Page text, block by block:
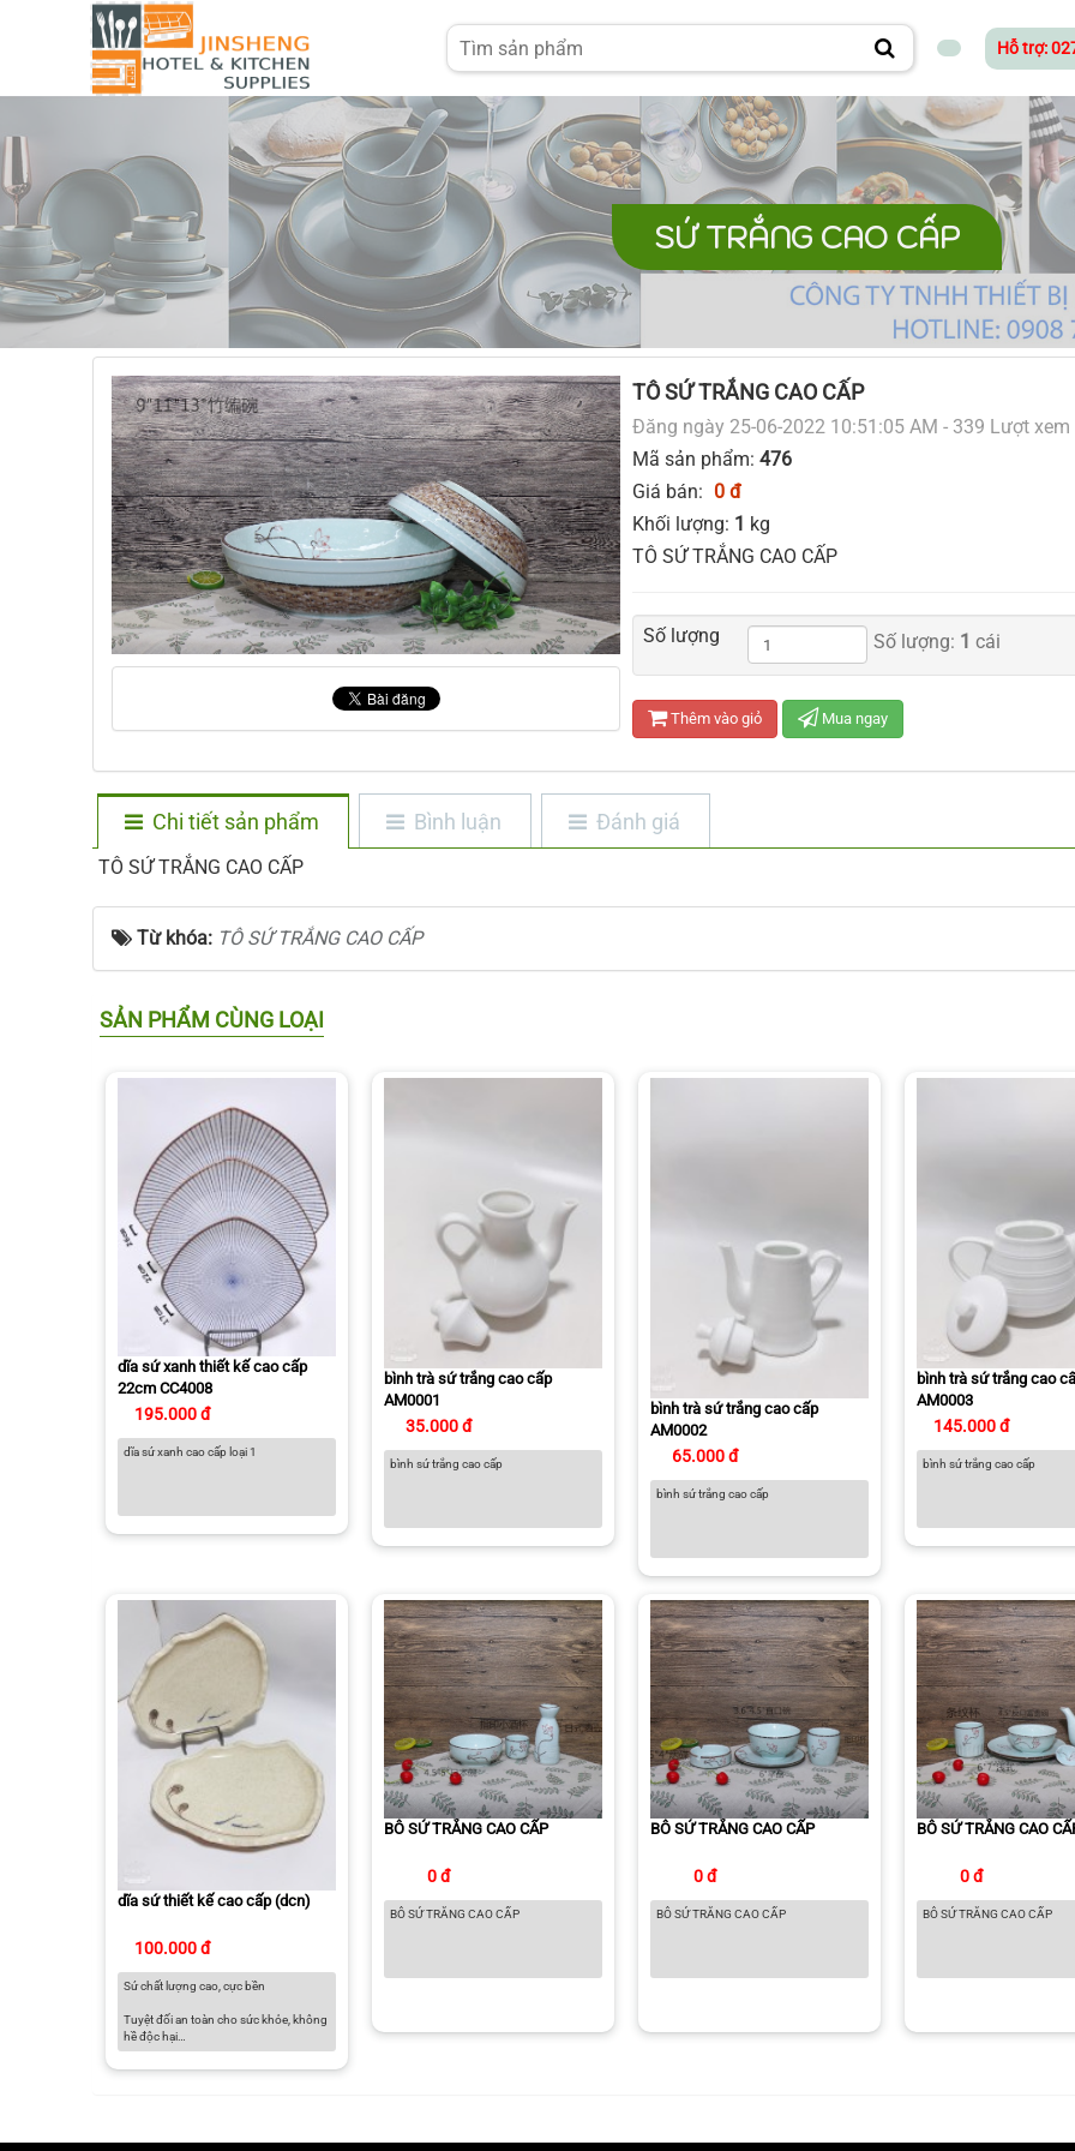
Hỗ trợ:
SỨ TRẮNG CAO CẤP
TÔ SỨ TRẮNG CAO CẤP
Đăng ngày 25-06-2022 10:51:05 AM - 339 Lượt xem
Mã sản phẩm: 476
Giá bán: 0 đ
Khối lượng: 1 kg
TÔ SỨ TRẮNG CAO CẤP
Số lượng Số lượng: 1 cái
Thêm vào giỏ Mua ngay
Chi tiết sản phẩm Bình luận Đánh giá
TÔ SỨ TRẮNG CAO CẤP
Từ khóa: TÔ SỨ TRẮNG CAO CẤP
SẢN PHẨM CÙNG LOẠI
dĩa sứ xanh thiết kế cao cấp
22cm CC4008
195.000 đ
dĩa sứ xanh cao cấp loại 1
bình trà sứ trắng cao cấp
AM0001
35.000 đ
bình sứ trắng cao cấp
bình trà sứ trắng cao cấp
AM0002
65.000 đ
bình sứ trắng cao cấp
bình trà sứ trắng cao
AM0003
145.000 đ
bình sứ trắng cao cấp
dĩa sứ thiết kế cao cấp (dcn)
100.000 đ
Sứ chất lượng cao, cực bền
Tuyệt đối an toàn cho sức khỏe, không
hề độc hại
Có thể sử dụng trong lò vi sóng, lò
BÔ SỨ TRẮNG CAO CẤP
0 đ
BÔ SỨ TRẮNG CAO CẤP
BÔ SỨ TRẮNG CAO CẤP
0 đ
BÔ SỨ TRẮNG CAO CẤP
BÔ SỨ TRẮNG CAO
0 đ
BÔ SỨ TRẮNG CAO CẤP